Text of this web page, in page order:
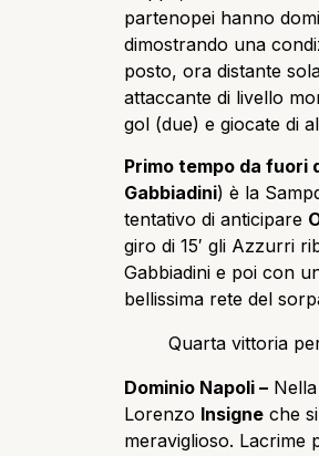
partenopei hanno
dimostrando una
posto, ora distante
attaccante di livello
gol (due) e giocate di
Primo tempo da fuori
Gabbiadini) è la
tentativo di anticipare
giro di 15′ gli Azzurri
Gabbiadini e poi con
bellissima rete del
Quarta vittoria
Dominio Napoli –
Lorenzo Insigne che
meraviglioso.